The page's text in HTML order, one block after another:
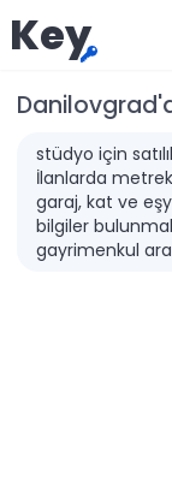
Key
stüdyo için
İlanlarda
garaj, kat ve
bilgiler
gayrimenkul